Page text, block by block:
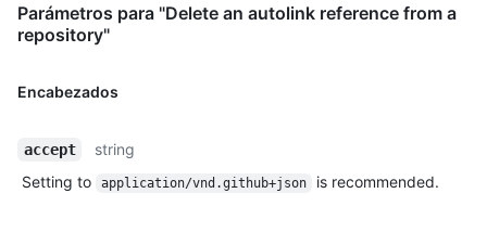
Parámetros para "Delete an autolink reference from a
repository"
Encabezados
accept
string
Setting to
application/vnd.github+json is recommended.